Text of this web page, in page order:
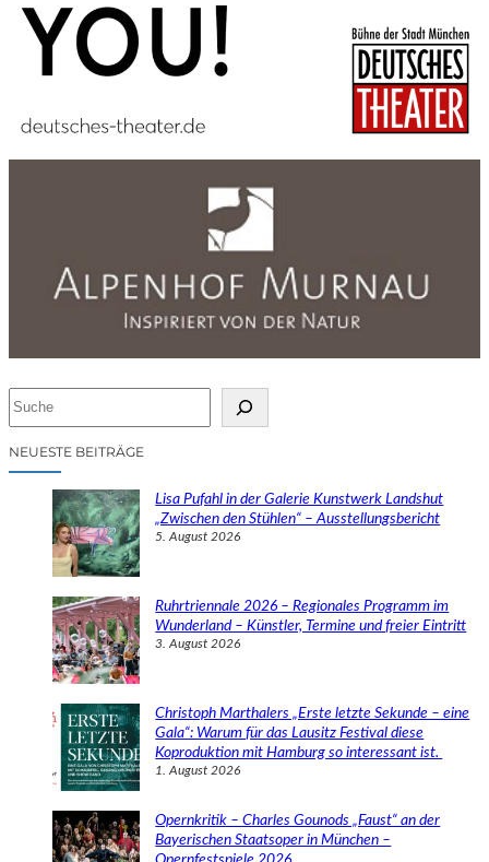
NEUESTE BEITRÄGE
Lisa Pufahl in der Galerie Kunstwerk Landshut
„Zwischen den Stühlen“ – Ausstellungsbericht
5. August 2026
Ruhrtriennale 2026 – Regionales Programm im
Wunderland – Künstler, Termine und freier Eintritt
3. August 2026
Christoph Marthalers „Erste letzte Sekunde – eine
Gala“: Warum für das Lausitz Festival diese
Koproduktion mit Hamburg so interessant ist.
1. August 2026
Opernkritik – Charles Gounods „Faust“ an der
Bayerischen Staatsoper in München –